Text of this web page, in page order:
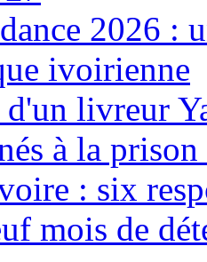
2026 :
ivoirienne
livreur
à la
: six
mois de